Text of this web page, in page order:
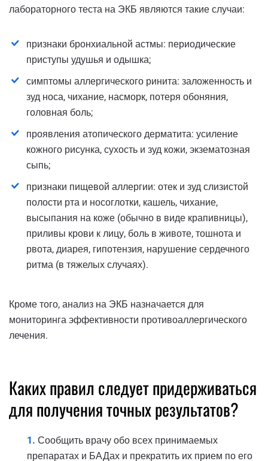
лабораторного теста на ЭКБ являются такие случаи:
признаки бронхиальной астмы: периодические
приступы удушья и одышка;
симптомы аллергического ринита: заложенность и
зуд носа, чихание, насморк, потеря обоняния,
головная боль;
проявления атопического дерматита: усиление
кожного рисунка, сухость и зуд кожи, экзематозная
сыпь;
признаки пищевой аллергии: отек и зуд слизистой
полости рта и носоглотки, кашель, чихание,
высыпания на коже (обычно в виде крапивницы),
приливы крови к лицу, боль в животе, тошнота и
рвота, диарея, гипотензия, нарушение сердечного
ритма (в тяжелых случаях).
Кроме того, анализ на ЭКБ назначается для
мониторинга эффективности противоаллергического
лечения.
Каких правил следует придерживаться
для получения точных результатов?
Сообщить врачу обо всех принимаемых
препаратах и БАДах и прекратить их прием по его